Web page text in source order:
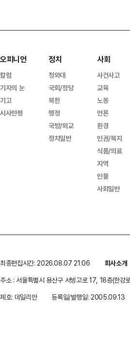
오피니언
칼럼
기자의 눈
기고
시사만평
정치
청와대
국회/정당
북한
행정
국방/외교
정치일반
사회
사건사고
교육
노동
언론
환경
인권/복지
식품/의료
지역
인물
사회일반
최종편집시간: 2026.08.07 21:06 회사소개
주소 : 서울특별시 용산구 서빙고로 17, 18층(한강
제호: 데일리안
등록일/발행일: 2005.09.13